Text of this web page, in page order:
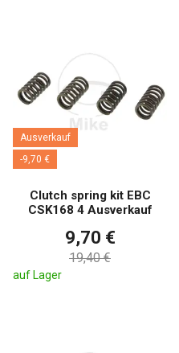
Ausverkauf
-9,70 €
Clutch spring kit EBC
CSK168 4 Ausverkauf
9,70 €
19,40 €
auf Lager